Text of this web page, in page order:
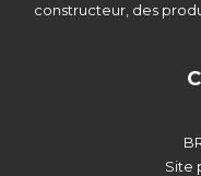
constructeur, des
Site